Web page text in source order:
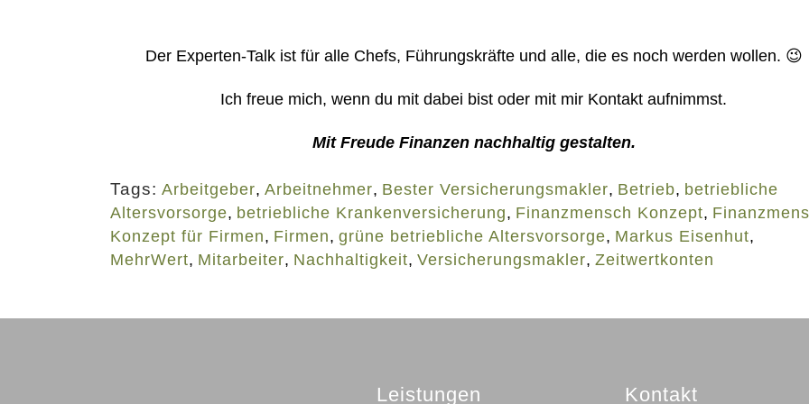
Der Experten-Talk ist für alle Chefs, Führungskräfte und alle, die es noch werden wollen. 😉
Ich freue mich, wenn du mit dabei bist oder mit mir Kontakt aufnimmst.
Mit Freude Finanzen nachhaltig gestalten.
Tags: Arbeitgeber, Arbeitnehmer, Bester Versicherungsmakler, Betrieb, betriebliche
Altersvorsorge, betriebliche Krankenversicherung, Finanzmensch Konzept,
Konzept für Firmen, Firmen, grüne betriebliche Altersvorsorge, Markus Eisenhut,
MehrWert, Mitarbeiter, Nachhaltigkeit, Versicherungsmakler, Zeitwertkonten
Leistungen Kontakt